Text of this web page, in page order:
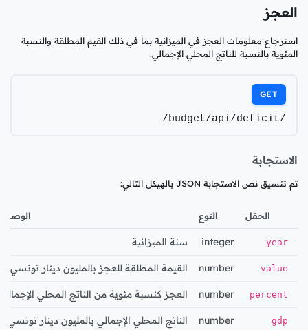
العجز
استرجاع معلومات العجز في الميزانية بما في ذلك القيم المطلقة والنسبة
المئوية بالنسبة للناتج المحلي الإجمالي.
GET
/budget/api/deficit/
الاستجابة
تم تنسيق نص الاستجابة JSON بالهيكل التالي:
الحقل النوع الوصف
year
integer سنة الميزانية
value
number القيمة المطلقة للعجز بالمليون دينار تونسي
percent
number العجز كنسبة مئوية من الناتج المحلي الإجمالي
gdp
number الناتج المحلي الإجمالي بالمليون دينار تونسي